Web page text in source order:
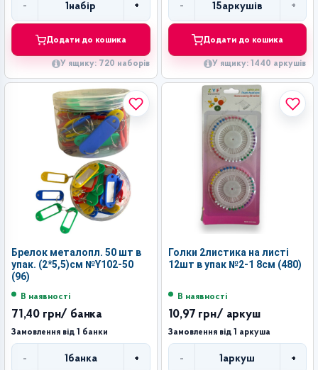
-
Кількість
1 набір +
Додати до кошика
У ящику: 720 наборів
-
Кількість
15аркушів +
Додати до кошика
У ящику: 1440 аркушів
Брелок металопл. 50 шт в
упак. (2*5,5)см №Y102-50
(96)
В наявності
71,40 грн/ банка
Замовлення від 1 банки
- 1банка +
Голки 2листика на листі
12шт в упак №2-1 8см (480)
В наявності
10,97 грн/ аркуш
Замовлення від 1 аркуша
-
Кількість
1аркуш +